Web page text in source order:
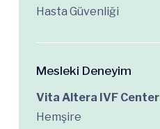
Hasta Güvenliği
Mesleki Deneyim
Vita Altera IVF Center
Hemşire